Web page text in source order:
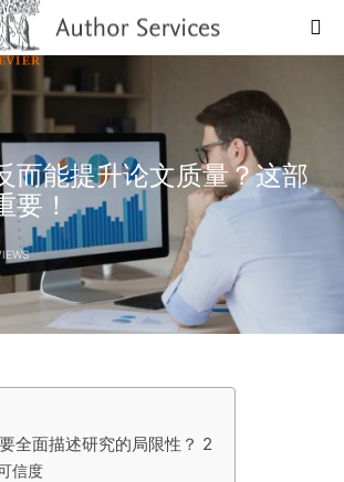
而能提升论文质量？这部
要！
全面描述研究的局限性？ 2
信度